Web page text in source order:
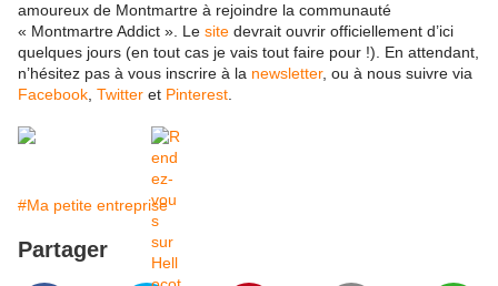
amoureux de Montmartre à rejoindre la communauté
« Montmartre Addict ». Le site devrait ouvrir officiellement d’ici
quelques jours (en tout cas je vais tout faire pour !). En attendant,
n’hésitez pas à vous inscrire à la newsletter, ou à nous suivre via
Facebook Twitter et Pinterest
#Ma petite entreprise
Partager